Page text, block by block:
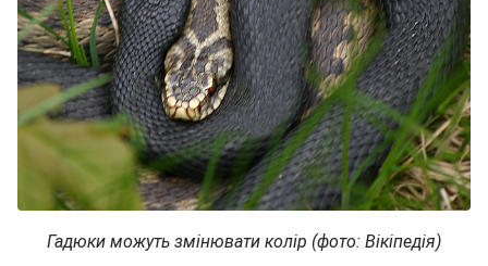
Гадюки можуть змінювати колір (фото: Вікіпедія)